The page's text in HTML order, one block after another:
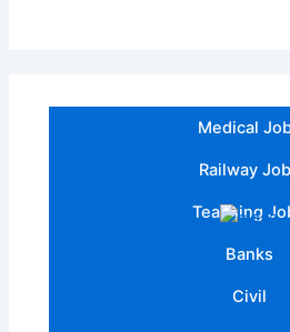
Medical
Railway
Teaching
Banks
Civil